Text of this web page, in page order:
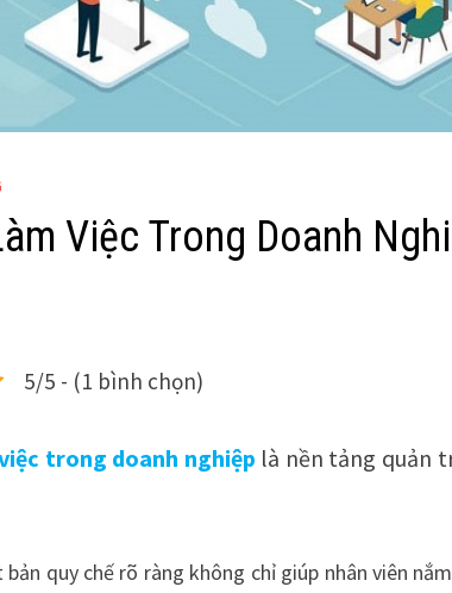
Việc Trong Doanh
5/5 - (1 bình chọn)
trong doanh nghiệp là nền tảng quản
quy chế rõ ràng không chỉ giúp nhân viên